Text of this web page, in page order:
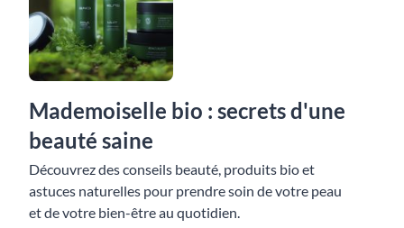
Mademoiselle bio : secrets d'une
beauté saine
Découvrez des conseils beauté, produits bio et
astuces naturelles pour prendre soin de votre peau
et de votre bien-être au quotidien.